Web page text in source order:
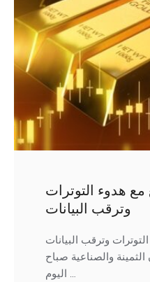
مع هدوء التوترات
وترقب البيانات
وترقب البيانات
والصناعية صباح
اليوم …